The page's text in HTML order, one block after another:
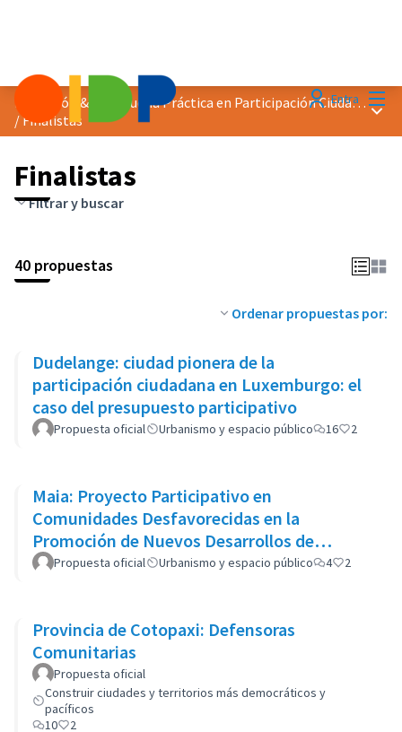
EntraDistinción &quot;Buena Práctica en Participación Ciudadana&quot; 2024
/Finalistas
Finalistas
Filtrar y buscar
40 propuestas
Ordenar propuestas por:
Dudelange: ciudad pionera de la
participación ciudadana en Luxemburgo: el
caso del presupuesto participativo
Propuesta oficial Urbanismo y espacio público 16 2
Maia: Proyecto Participativo en
Comunidades Desfavorecidas en la
Promoción de Nuevos Desarrollos de
Vivienda Pública
Propuesta oficial Urbanismo y espacio público 4 2
Provincia de Cotopaxi: Defensoras
Comunitarias
Propuesta oficial
Construir ciudades y territorios más democráticos y
pacíficos
10
2